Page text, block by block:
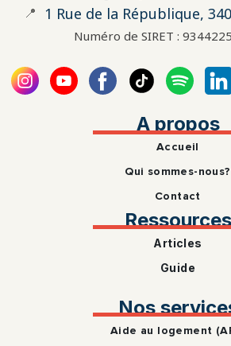
📍 1 Rue de la République,
Numéro de SIRET :
A propos
Accueil
Qui sommes-nous?
Contact
Ressources
Articles
Guide
Nos
Aide au logement